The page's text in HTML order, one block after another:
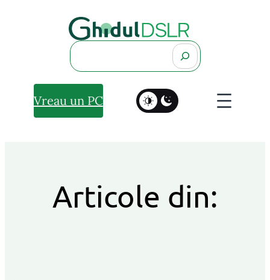
Search
Vreau un PC
Articole din: